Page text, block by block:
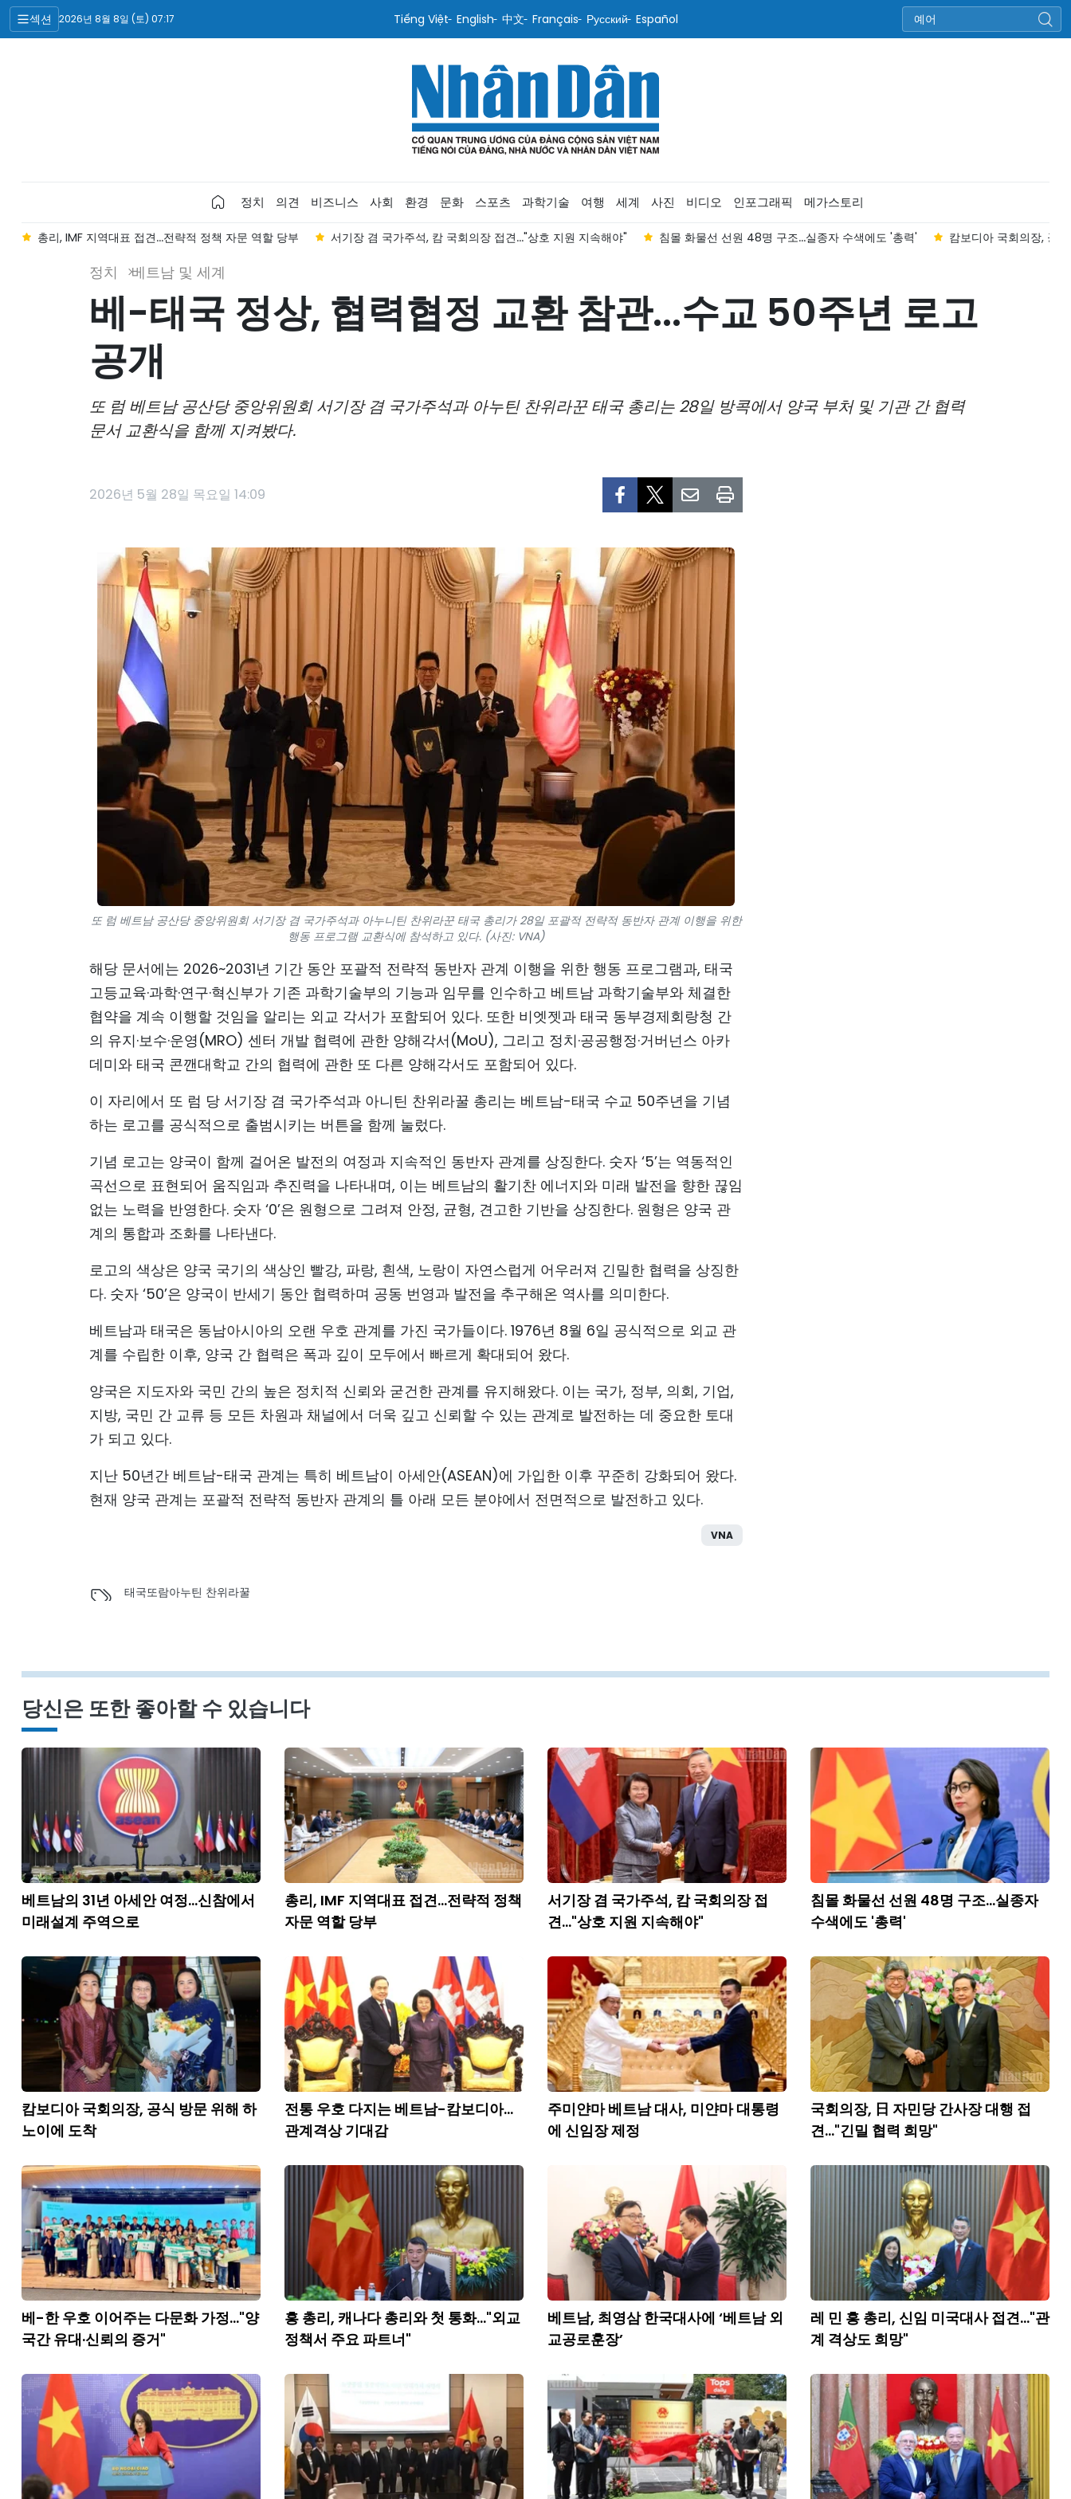
섹션 2026년 8월 8일 (토) 07:17 Tiếng Việt English 中文 Français Русский Español
정치 의견 비즈니스 사회 환경 문화 스포츠 과학기술 여행 세계 사진 비디오 인포그래픽 메가스토리
총리, IMF 지역대표 접견...전략적 정책 자문 역할 당부 서기장 겸 국가주석, 캄 국회의장 접견..."상호 지원 지속해야" 침몰 화물선 선원 48명 구조...실종자 수색에도 '총력' 캄보디아 국회의장, 공
정치 베트남 및 세계
베-태국 정상, 협력협정 교환 참관...수교 50주년 로고
공개
또 럼 베트남 공산당 중앙위원회 서기장 겸 국가주석과 아누틴 찬위라꾼 태국 총리는 28일 방콕에서 양국 부처 및 기관 간 협력
문서 교환식을 함께 지켜봤다.
2026년 5월 28일 목요일 14:09
또 럼 베트남 공산당 중앙위원회 서기장 겸 국가주석과 아누니틴 찬위라꾼 태국 총리가 28일 포괄적 전략적 동반자 관계 이행을 위한
행동 프로그램 교환식에 참석하고 있다. (사진: VNA)
해당 문서에는 2026~2031년 기간 동안 포괄적 전략적 동반자 관계 이행을 위한 행동 프로그램과, 태국
고등교육·과학·연구·혁신부가 기존 과학기술부의 기능과 임무를 인수하고 베트남 과학기술부와 체결한
협약을 계속 이행할 것임을 알리는 외교 각서가 포함되어 있다. 또한 비엣젯과 태국 동부경제회랑청 간
의 유지·보수·운영(MRO) 센터 개발 협력에 관한 양해각서(MoU), 그리고 정치·공공행정·거버넌스 아카
데미와 태국 콘깬대학교 간의 협력에 관한 또 다른 양해각서도 포함되어 있다.
이 자리에서 또 럼 당 서기장 겸 국가주석과 아니틴 찬위라꿀 총리는 베트남-태국 수교 50주년을 기념
하는 로고를 공식적으로 출범시키는 버튼을 함께 눌렀다.
기념 로고는 양국이 함께 걸어온 발전의 여정과 지속적인 동반자 관계를 상징한다. 숫자 ‘5’는 역동적인
곡선으로 표현되어 움직임과 추진력을 나타내며, 이는 베트남의 활기찬 에너지와 미래 발전을 향한 끊임
없는 노력을 반영한다. 숫자 ‘0’은 원형으로 그려져 안정, 균형, 견고한 기반을 상징한다. 원형은 양국 관
계의 통합과 조화를 나타낸다.
로고의 색상은 양국 국기의 색상인 빨강, 파랑, 흰색, 노랑이 자연스럽게 어우러져 긴밀한 협력을 상징한
다. 숫자 ‘50’은 양국이 반세기 동안 협력하며 공동 번영과 발전을 추구해온 역사를 의미한다.
베트남과 태국은 동남아시아의 오랜 우호 관계를 가진 국가들이다. 1976년 8월 6일 공식적으로 외교 관
계를 수립한 이후, 양국 간 협력은 폭과 깊이 모두에서 빠르게 확대되어 왔다.
양국은 지도자와 국민 간의 높은 정치적 신뢰와 굳건한 관계를 유지해왔다. 이는 국가, 정부, 의회, 기업,
지방, 국민 간 교류 등 모든 차원과 채널에서 더욱 깊고 신뢰할 수 있는 관계로 발전하는 데 중요한 토대
가 되고 있다.
지난 50년간 베트남-태국 관계는 특히 베트남이 아세안(ASEAN)에 가입한 이후 꾸준히 강화되어 왔다.
현재 양국 관계는 포괄적 전략적 동반자 관계의 틀 아래 모든 분야에서 전면적으로 발전하고 있다.
VNA
태국또람아누틴 찬위라꿀
당신은 또한 좋아할 수 있습니다
베트남의 31년 아세안 여정...신참에서
미래설계 주역으로
총리, IMF 지역대표 접견...전략적 정책
자문 역할 당부
서기장 겸 국가주석, 캄 국회의장 접
견..."상호 지원 지속해야"
침몰 화물선 선원 48명 구조...실종자
수색에도 '총력'
캄보디아 국회의장, 공식 방문 위해 하
노이에 도착
전통 우호 다지는 베트남-캄보디아...
관계격상 기대감
주미얀마 베트남 대사, 미얀마 대통령
에 신임장 제정
국회의장, 日 자민당 간사장 대행 접
견..."긴밀 협력 희망"
베-한 우호 이어주는 다문화 가정..."양
국간 유대·신뢰의 증거"
흥 총리, 캐나다 총리와 첫 통화..."외교
정책서 주요 파트너"
베트남, 최영삼 한국대사에 ‘베트남 외
교공로훈장’
레 민 흥 총리, 신임 미국대사 접견..."관
계 격상도 희망"